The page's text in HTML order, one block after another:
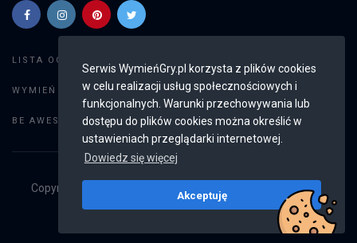
Serwis WymieńGry.pl korzysta z plików cookies
w celu realizacji usług społecznościowych i
funkcjonalnych. Warunki przechowywania lub
dostępu do plików cookies można określić w
ustawieniach przeglądarki internetowej.
Dowiedz się więcej
Akceptuję
LISTA OGŁOSZEŃ:
WYMIEŃ GRY: Dodaj ogłoszenie
BE AWESOME: Weryfikacja konta
Copyright © 2019 - 2026
Wszystkie prawa
v2.8.4